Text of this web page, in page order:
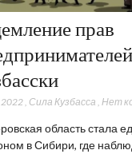
прав
, Сила Кузбасса , Нет
область стала
в Сибири, где